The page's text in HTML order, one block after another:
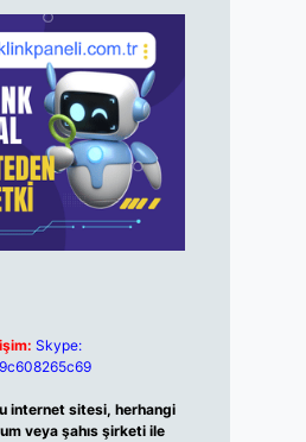
Skype:
internet sitesi, herhangi
veya şahıs şirketi ile